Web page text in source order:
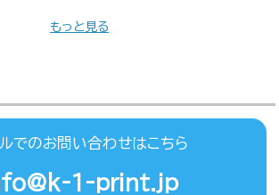
もっと見る
でのお問い合わせはこちら
1-print.jp